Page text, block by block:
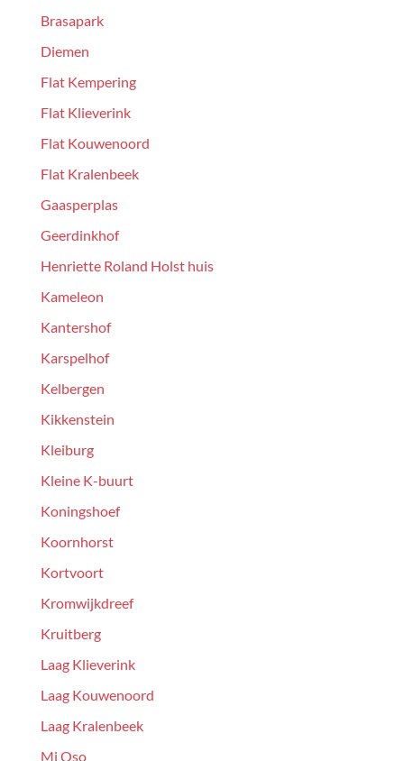
Brasapark
Diemen
Flat Kempering
Flat Klieverink
Flat Kouwenoord
Flat Kralenbeek
Gaasperplas
Geerdinkhof
Henriette Roland Holst huis
Kameleon
Kantershof
Karspelhof
Kelbergen
Kikkenstein
Kleiburg
Kleine K-buurt
Koningshoef
Koornhorst
Kortvoort
Kromwijkdreef
Kruitberg
Laag Klieverink
Laag Kouwenoord
Laag Kralenbeek
Mi Oso